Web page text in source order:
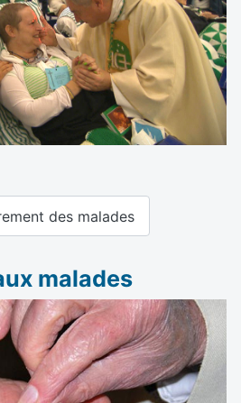
des malades
malades